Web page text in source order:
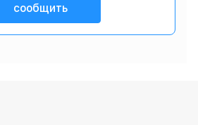
сообщить